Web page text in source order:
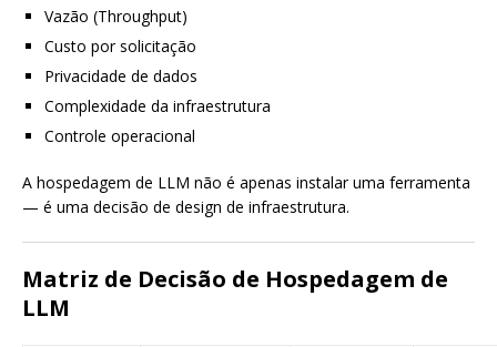
Vazão (Throughput)
Custo por solicitação
Privacidade de dados
Complexidade da infraestrutura
Controle operacional
A hospedagem de LLM não é apenas instalar uma ferramenta
— é uma decisão de design de infraestrutura.
Matriz de Decisão de Hospedagem de
LLM